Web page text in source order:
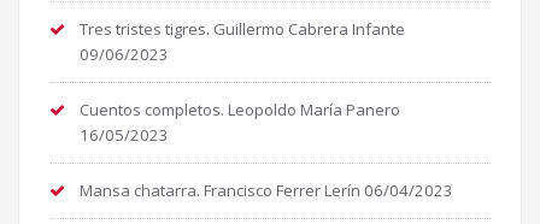
Tres tristes tigres. Guillermo Cabrera Infante
09/06/2023
Cuentos completos. Leopoldo María Panero
16/05/2023
Mansa chatarra. Francisco Ferrer Lerín 06/04/2023